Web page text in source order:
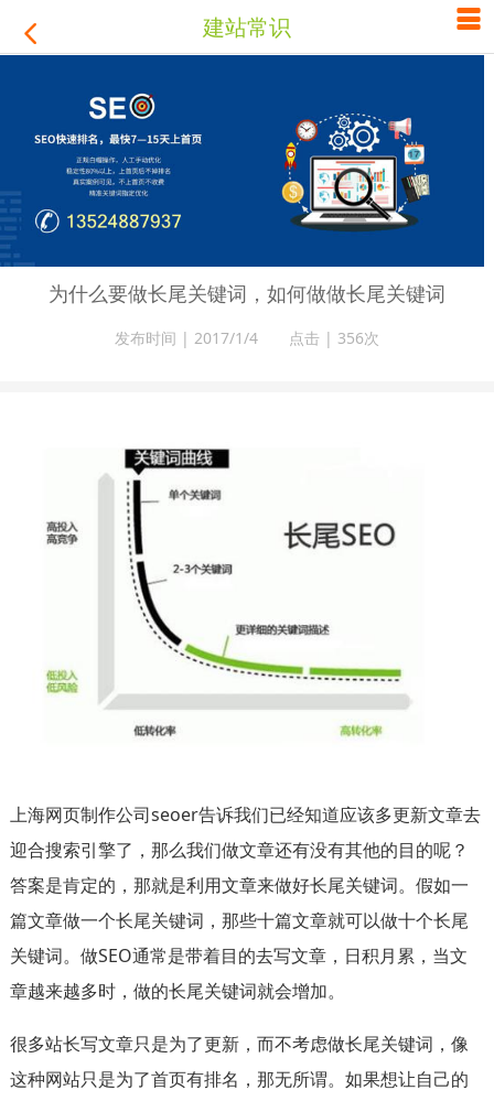
 建站常识 
为什么要做长尾关键词，如何做做长尾关键词
发布时间 | 2017/1/4 点击 | 356次
上海网页制作公司seoer告诉我们已经知道应该多更新文章去
迎合搜索引擎了，那么我们做文章还有没有其他的目的呢？
答案是肯定的，那就是利用文章来做好长尾关键词。假如一
篇文章做一个长尾关键词，那些十篇文章就可以做十个长尾
关键词。做SEO通常是带着目的去写文章，日积月累，当文
章越来越多时，做的长尾关键词就会增加。
很多站长写文章只是为了更新，而不考虑做长尾关键词，像
这种网站只是为了首页有排名，那无所谓。如果想让自己的